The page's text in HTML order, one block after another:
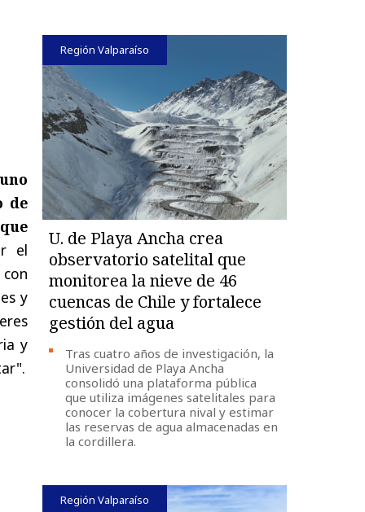
de
el
y
y
Región Valparaíso
U. de Playa Ancha crea
observatorio satelital que
monitorea la nieve de 46
cuencas de Chile y fortalece
gestión del agua
Tras cuatro años de investigación, la
Universidad de Playa Ancha
consolidó una plataforma pública
que utiliza imágenes satelitales para
conocer la cobertura nival y estimar
las reservas de agua almacenadas en
la cordillera.
Región Valparaíso